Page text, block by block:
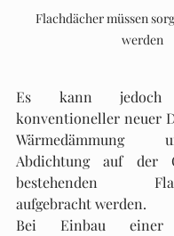
Flachdächer müssen
werden
Es kann
konventioneller neuer
Abdichtung auf der
bestehenden
aufgebracht werden.
Bei Einbau einer